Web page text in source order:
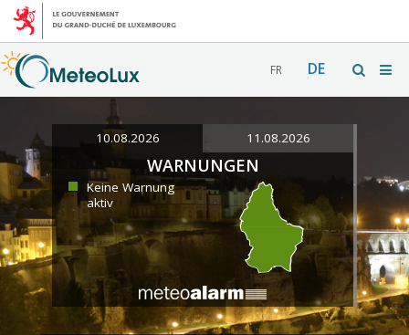
FR DE
10.08.2026 11.08.2026
WARNUNGEN
Keine Warnung
aktiv